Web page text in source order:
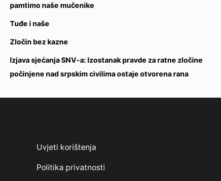
pamtimo naše mučenike
Tuđe i naše
Zločin bez kazne
Izjava sjećanja SNV-a: Izostanak pravde za ratne zločine
počinjene nad srpskim civilima ostaje otvorena rana
Uvjeti korištenja
Politika privatnosti